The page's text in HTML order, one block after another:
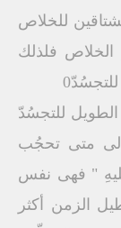
للخلاص
فلذلك
الإنسان الطويل للتجسُدّ
متى تحجُب
" فهى نفس
الزمن أكثر